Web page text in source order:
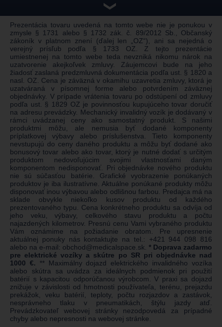
❯
Prezentácia tovaru uvedená na tomto webe nie je ponukou v
zmysle § 1731 alebo § 1732 zák. č. 89/2012 Sb., Občanský
zákoník v platnom znení (ďalej len „OZ“), ani sa nejedná o
verejný prísľub podľa § 1733 OZ. Z tejto prezentácie
umiestnenej na tomto webe teda nevzniká nikomu nárok na
uzatvorenie akejkoľvek zmluvy. Záujemcovi bude na jeho
žiadosť zaslaná predzmluvná dokumentácia podľa ust. § 1820 a
nasl. OZ. Cena je záväzná v okamihu uzavretia zmluvy, ktorá je
uzatváraná v písomnej forme alebo potvrdením záväznej
objednávky. V prípade vrátenia tovaru po odstúpení od zmluvy
podľa ust. § 1829 OZ je povinnosťou kupujúceho tovar doručiť
na adresu prevádzky. Mechanický invalidný vozík je dodávaný v
rámci uvádzanej ceny ako samostatný produkt. S našimi
produktmi môžu, ale nemusia byť dodané komponenty
príplatkovej výbavy alebo príslušenstva. Tieto komponenty
nevstupujú do ceny daného produktu a môžu byť dodané ako
bonusový tovar alebo ako tovar, ktorý je nutné dodať s určitým
produktom nedovoľujúcim svojimi vlastnosťami daným
komponentom nedisponovať. Pri objednávke nového produktu
nie sú súčasťou batérie. Grafické vyobrazenie ponúkaných
produktov je iba ilustratívne. Aktuálne ponúkané produkty môžu
disponovať inou výbavou alebo odlišnou farbou. Predajca má na
sklade obvykle niekoľko kusov produktu od každého
prezentovaného typu. Cena konkrétneho produktu sa odvíja od
jeho veku, výbavy, celkového stavu produktu a počtu
najazdených kilometrov. Presnú cenu Vami vybraného produktu
Vám oznámime na požiadanie obratom. Pre upresnenie
aktuálnej ponuky nás kontaktujte na tel.: +421 944 098 816
alebo na e-mail: obchod@medicalspace.sk
* Doprava zadarmo
pre elektrické vozíky a skútre po SR pri objednávke nad
1000 €. ** Maximálny dojazd elektrického invalidného vozíka
alebo skútra sa uvádza za ideálnych podmienok pri použití
batérií s kapacitou odporúčanou výrobcom. V praxi sa dojazd
znižuje v závislosti od hmotnosti používateľa, terénu, prejazdu
prekážok, veku batérií, teploty, počtu rozjazdov a zastávok,
nesprávneho tlaku v pneumatikách, štýlu jazdy atď.
Prevádzkovateľ webovej stránky nezodpovedá za prípadné
chyby alebo nepresnosti na webovej stránke.